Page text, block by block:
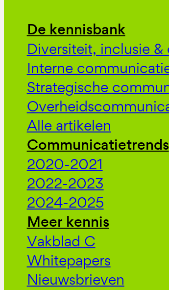
De kennisbank
Diversiteit, inclusie &
Interne
Strategische
Alle artikelen
Communicatietrends
2020-2021
2022-2023
2024-2025
Meer kennis
Vakblad C
Whitepapers
Nieuwsbrieven